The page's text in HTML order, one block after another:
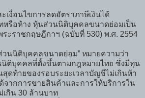
เงื่อนไขการลดอัตราภาษีเงินได้
รือห้าง หุ้นส่วนนิติบุคคลขนาดย่อมเป็น
ระราชกฤษฎีกาฯ (ฉบับที่ 530) พ.ศ. 2554
วนนิติบุคคลขนาดย่อม” หมายความว่า
ติบุคคลที่ตั้งขึ้นตามกฎหมายไทย ซึ่งมีทุน
สุดท้ายของรอบระยะเวลาบัญชีไม่เกินห้า
จากการขายสินค้าและการให้บริการใน
เกิน 30 ล้านบาท